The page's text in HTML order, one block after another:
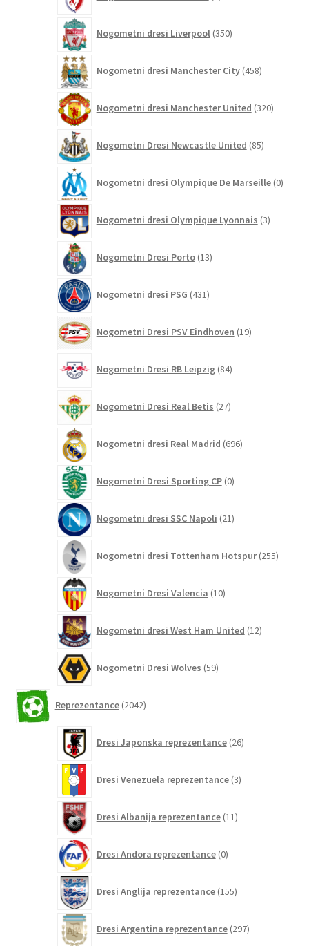
Nogometni dresi Liverpool 350izdelkov
Nogometni dresi Manchester City 458izdelkov
Nogometni dresi Manchester United 320izdelkov
Nogometni Dresi Newcastle United 85izdelkov
Nogometni dresi Olympique De Marseille 0
Nogometni dresi Olympique Lyonnais 3izdelki
Nogometni Dresi Porto 13izdelkov
Nogometni dresi PSG 431izdelkov
Nogometni Dresi PSV Eindhoven 19izdelkov
Nogometni Dresi RB Leipzig 84izdelkov
Nogometni Dresi Real Betis 27izdelkov
Nogometni dresi Real Madrid 696izdelkov
Nogometni Dresi Sporting CP 0izdelkov
Nogometni dresi SSC Napoli 21izdelkov
Nogometni dresi Tottenham Hotspur 255
Nogometni Dresi Valencia 10izdelkov
Nogometni dresi West Ham United 12izdelkov
Nogometni Dresi Wolves 59izdelkov
Reprezentance 2042izdelkov
Dresi Japonska reprezentance 26izdelkov
Dresi Venezuela reprezentance 3izdelki
Dresi Albanija reprezentance 11izdelkov
Dresi Andora reprezentance 0izdelkov
Dresi Anglija reprezentance 155izdelkov
Dresi Argentina reprezentance 297izdelkov